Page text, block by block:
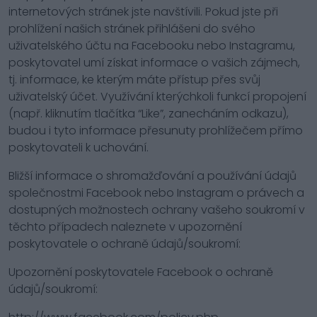
internetových stránek jste navštívili. Pokud jste při
prohlížení našich stránek přihlášeni do svého
uživatelského účtu na Facebooku nebo Instagramu,
poskytovatel umí získat informace o vašich zájmech,
tj. informace, ke kterým máte přístup přes svůj
uživatelský účet. Využívání kterýchkoli funkcí propojení
(např. kliknutím tlačítka “Like”, zanecháním odkazu),
budou i tyto informace přesunuty prohlížečem přímo
poskytovateli k uchování.
Bližší informace o shromažďování a používání údajů
společnostmi Facebook nebo Instagram o právech a
dostupných možnostech ochrany vašeho soukromí v
těchto případech naleznete v upozornění
poskytovatele o ochraně údajů/soukromí:
Upozornění poskytovatele Facebook o ochraně
údajů/soukromí: